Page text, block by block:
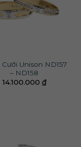
Cưới Unison ND157
– ND158
14.100.000 ₫